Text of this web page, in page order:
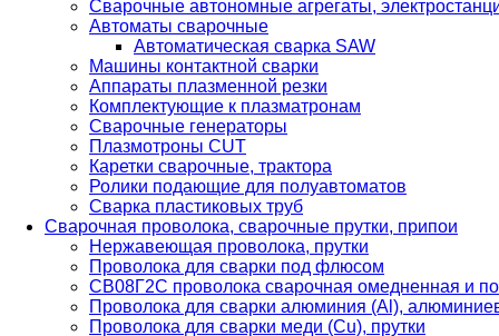
Сварочные автономные агрегаты,
Автоматы сварочные
Автоматическая сварка SAW
Машины контактной сварки
Аппараты плазменной резки
Комплектующие к плазматронам
Сварочные генераторы
Плазмотроны CUT
Каретки сварочные, трактора
Ролики подающие для полуавтоматов
Сварка пластиковых труб
Сварочная проволока, сварочные прутки, припои
Нержавеющая проволока, прутки
Проволока для сварки под флюсом
СВ08Г2С проволока сварочная омедненная и
Проволока для сварки алюминия (Al),
Проволока для сварки меди (Cu), прутки